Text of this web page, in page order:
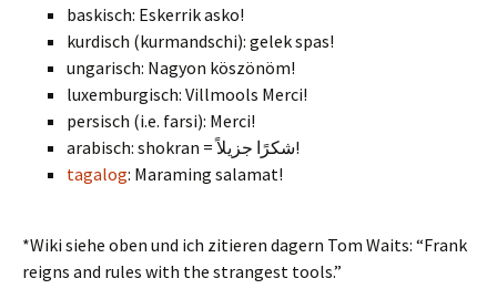
baskisch: Eskerrik asko!
kurdisch (kurmandschi): gelek spas!
ungarisch: Nagyon köszönöm!
luxemburgisch: Villmools Merci!
persisch (i.e. farsi): Merci!
arabisch: shokran = شكرًا جزيلاً!
tagalog: Maraming salamat!
*Wiki siehe oben und ich zitieren dagern Tom Waits: “Frank
reigns and rules with the strangest tools.”